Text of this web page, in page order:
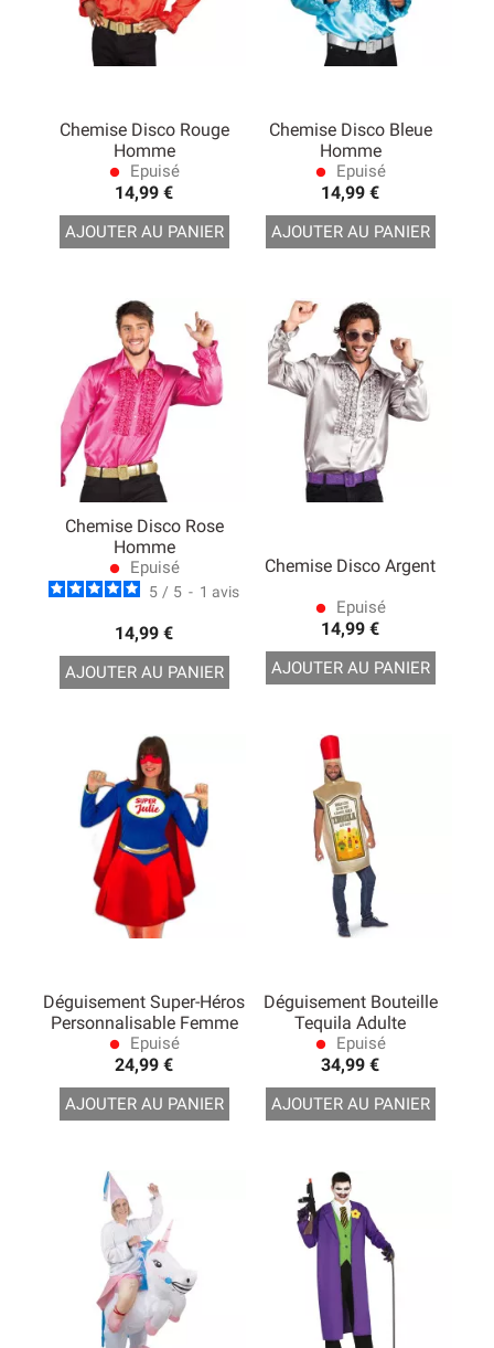
Chemise Disco Rouge
Homme
lens Epuisé
14,99 €
AJOUTER AU PANIER
Chemise Disco Bleue
Homme
lens Epuisé
14,99 €
AJOUTER AU PANIER
Chemise Disco Rose
Homme
lens Epuisé
5 / 5 - 1 avis
14,99 €
AJOUTER AU PANIER
Chemise Disco Argent
lens Epuisé
14,99 €
AJOUTER AU PANIER
Déguisement Super-Héros
Personnalisable Femme
lens Epuisé
24,99 €
AJOUTER AU PANIER
Déguisement Bouteille
Tequila Adulte
lens Epuisé
34,99 €
AJOUTER AU PANIER